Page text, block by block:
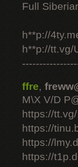
Full
h**p://
h**p://tt.vg/
ffre,
M\X V/D
https://
https://
https://
https://